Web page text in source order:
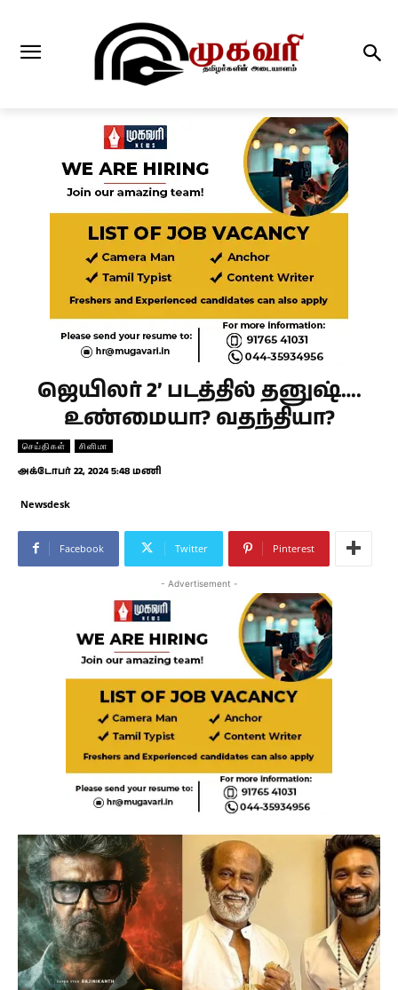
ஜெயிலர் 2’ படத்தில் தனுஷ்….
உண்மையா? வதந்தியா?
செய்திகள் சினிமா
அக்டோபர் 22, 2024 5:48 மணி
Newsdesk
Facebook Twitter Pinterest
- Advertisement -